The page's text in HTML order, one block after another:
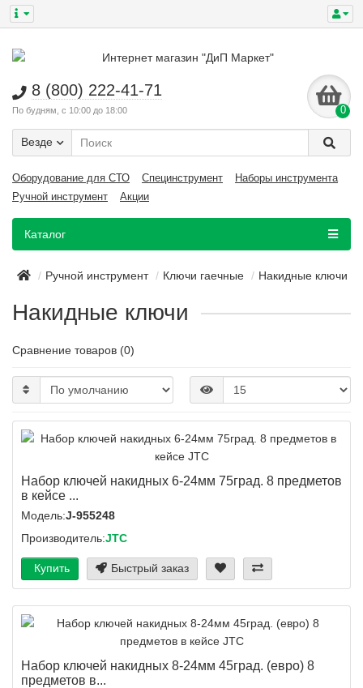
8 (800) 222-41-71
По будням, с 10:00 до 18:00 0
Везде
Оборудование для СТО Специнструмент
Наборы инструмента
Ручной инструмент
Акции
Каталог
Ручной инструмент Ключи гаечные Накидные ключи
Накидные ключи
Сравнение товаров (0)
Набор ключей накидных 6-24мм 75град. 8 предметов
в кейсе ...
Модель:J-955248
Производитель:JTC
Купить Быстрый заказ
Набор ключей накидных 8-24мм 45град. (евро) 8
предметов в...